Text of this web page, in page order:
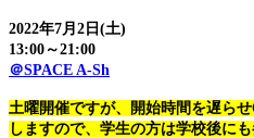
2022年7月2日(土)
13:00～21:00
＠SPACE A-Sh
土曜開催ですが、開始時間を遅ら
しますので、学生の方は学校後に